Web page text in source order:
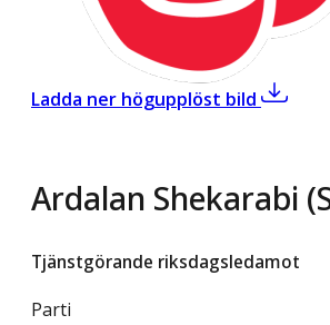
Ladda ner högupplöst bild ,
Ardalan Shekarabi
Tjänstgörande riksdagsledamot
Parti